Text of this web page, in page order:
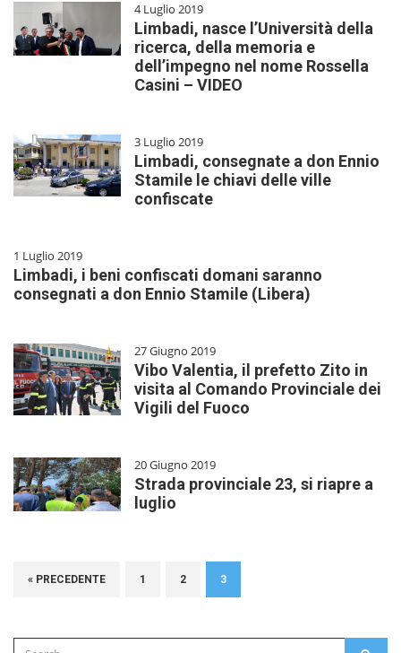
4 Luglio 2019
Limbadi, nasce l’Università della
ricerca, della memoria e
dell’impegno nel nome Rossella
Casini – VIDEO
3 Luglio 2019
Limbadi, consegnate a don Ennio
Stamile le chiavi delle ville
confiscate
1 Luglio 2019
Limbadi, i beni confiscati domani saranno
consegnati a don Ennio Stamile (Libera)
27 Giugno 2019
Vibo Valentia, il prefetto Zito in
visita al Comando Provinciale dei
Vigili del Fuoco
20 Giugno 2019
Strada provinciale 23, si riapre a
luglio
« PRECEDENTE 1 2 3
Search